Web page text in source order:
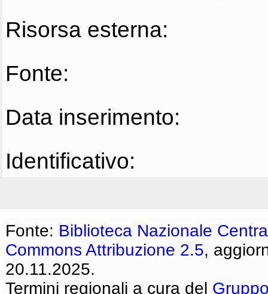
Risorsa esterna:
Fonte:
Data inserimento:
Identificativo:
Fonte: Biblioteca Nazionale
Commons Attribuzione 2.5,
20.11.2025.
Termini regionali a cura del